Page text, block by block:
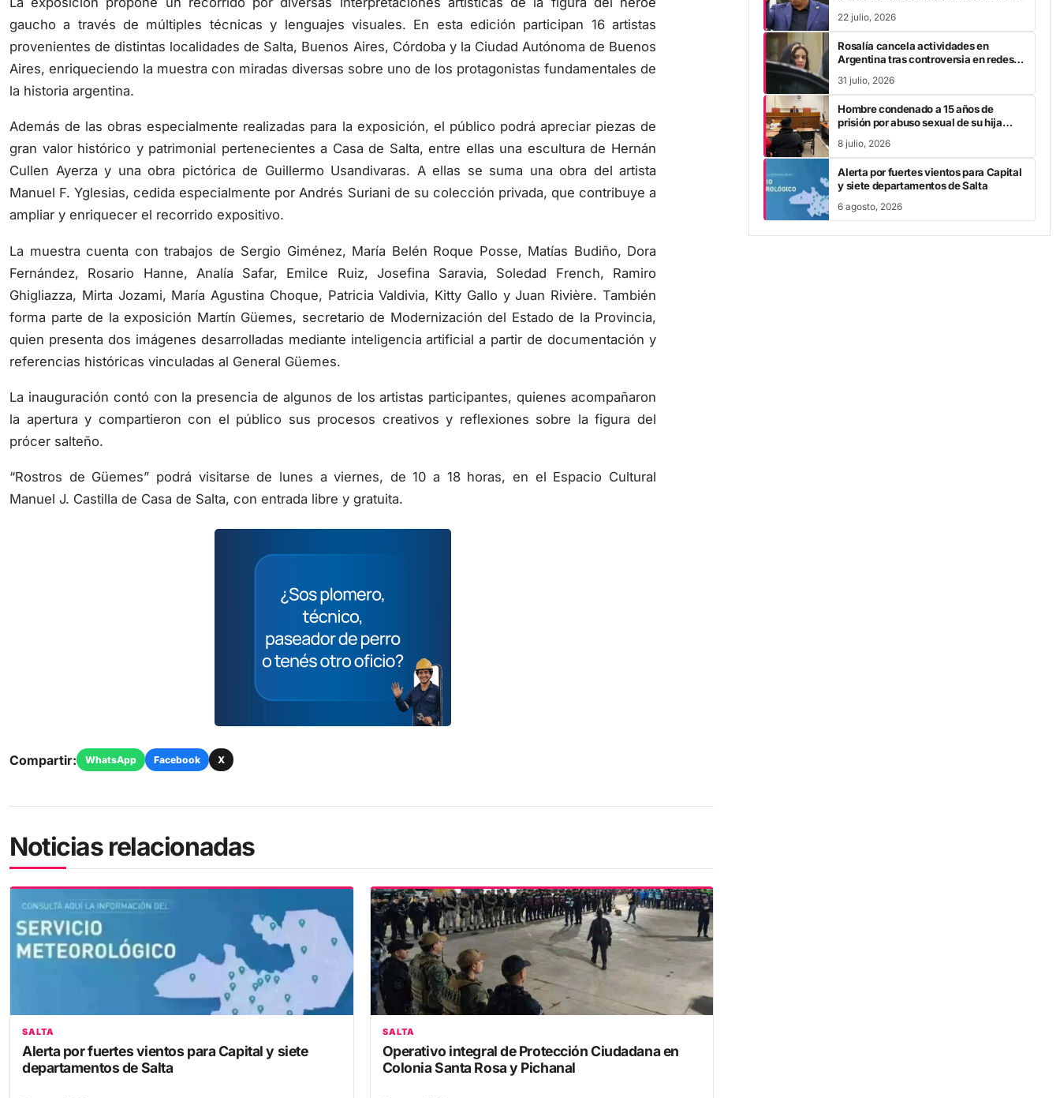
gaucho a través de múltiples técnicas y lenguajes visuales. En esta edición participan 16 artistas
provenientes de distintas localidades de Salta, Buenos Aires, Córdoba y la Ciudad Autónoma de Buenos
Aires, enriqueciendo la muestra con miradas diversas sobre uno de los protagonistas fundamentales de
la historia argentina.
Además de las obras especialmente realizadas para la exposición, el público podrá apreciar piezas de
gran valor histórico y patrimonial pertenecientes a Casa de Salta, entre ellas una escultura de Hernán
Cullen Ayerza y una obra pictórica de Guillermo Usandivaras. A ellas se suma una obra del artista
Manuel F. Yglesias, cedida especialmente por Andrés Suriani de su colección privada, que contribuye a
ampliar y enriquecer el recorrido expositivo.
La muestra cuenta con trabajos de Sergio Giménez, María Belén Roque Posse, Matías Budiño, Dora
Fernández, Rosario Hanne, Analía Safar, Emilce Ruiz, Josefina Saravia, Soledad French, Ramiro
Ghigliazza, Mirta Jozami, María Agustina Choque, Patricia Valdivia, Kitty Gallo y Juan Rivière. También
forma parte de la exposición Martín Güemes, secretario de Modernización del Estado de la Provincia,
quien presenta dos imágenes desarrolladas mediante inteligencia artificial a partir de documentación y
referencias históricas vinculadas al General Güemes.
La inauguración contó con la presencia de algunos de los artistas participantes, quienes acompañaron
la apertura y compartieron con el público sus procesos creativos y reflexiones sobre la figura del
prócer salteño.
“Rostros de Güemes” podrá visitarse de lunes a viernes, de 10 a 18 horas, en el Espacio Cultural
Manuel J. Castilla de Casa de Salta, con entrada libre y gratuita.
Compartir: WhatsApp Facebook X
Noticias relacionadas
SALTA
Alerta por fuertes vientos para Capital y siete
departamentos de Salta
SALTA
Operativo integral de Protección Ciudadana en
Colonia Santa Rosa y Pichanal
22 julio, 2026
Rosalía cancela actividades en
Argentina tras controversia en redes
31 julio, 2026
Hombre condenado a 15 años de
prisión por abuso sexual de su hija
8 julio, 2026
Alerta por fuertes vientos para Capital
y siete departamentos de Salta
6 agosto, 2026